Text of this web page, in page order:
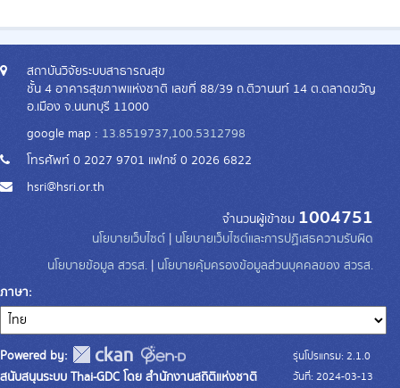
สถาบันวิจัยระบบสาธารณสุข
ชั้น 4 อาคารสุขภาพแห่งชาติ เลขที่ 88/39 ถ.ติวานนท์ 14 ต.ตลาดขวัญ
อ.เมือง จ.นนทบุรี 11000
google map : 13.8519737,100.5312798
โทรศัพท์ 0 2027 9701 แฟกซ์ 0 2026 6822
hsri@hsri.or.th
จำนวนผู้เข้าชม 1004751
นโยบายเว็บไซต์ | นโยบายเว็บไซต์และการปฏิเสธความรับผิด
นโยบายข้อมูล สวรส. | นโยบายคุ้มครองข้อมูลส่วนบุคคลของ สวรส.
ภาษา
Powered by:
สนับสนุนระบบ Thai-GDC โดย สำนักงานสถิติแห่งชาติ
รุ่นโปรแกรม: 2.1.0
วันที่: 2024-03-13